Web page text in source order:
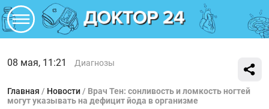
08 мая, 11:21 Диагнозы
Главная / Новости / Врач Тен: сонливость и ломкость ногтей
могут указывать на дефицит йода в организме